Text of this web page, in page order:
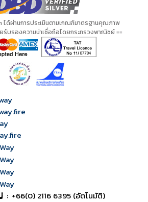
ได้ผ่านการประเมินตามเกณฑ์มาตรฐานคุณภาพ
รับรองความน่าเชื่อถือโดยกระทรวงพาณิชย์ ==
: +66(0) 2116 6395 (อัตโนมัติ)